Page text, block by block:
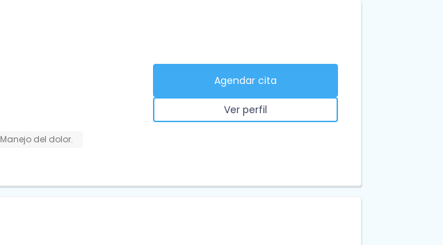
Manejo del dolor.
Agendar cita
Ver perfil